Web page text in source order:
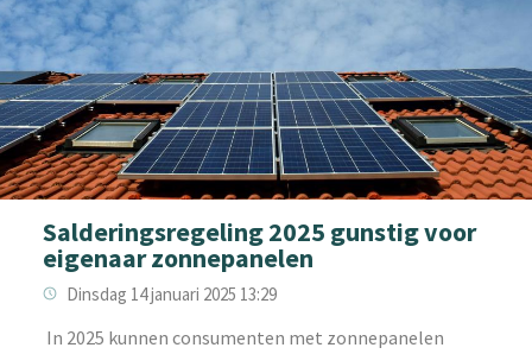
Salderingsregeling 2025 gunstig voor
eigenaar zonnepanelen
Dinsdag 14 januari 2025 13:29
‌ In 2025 kunnen consumenten met zonnepanelen